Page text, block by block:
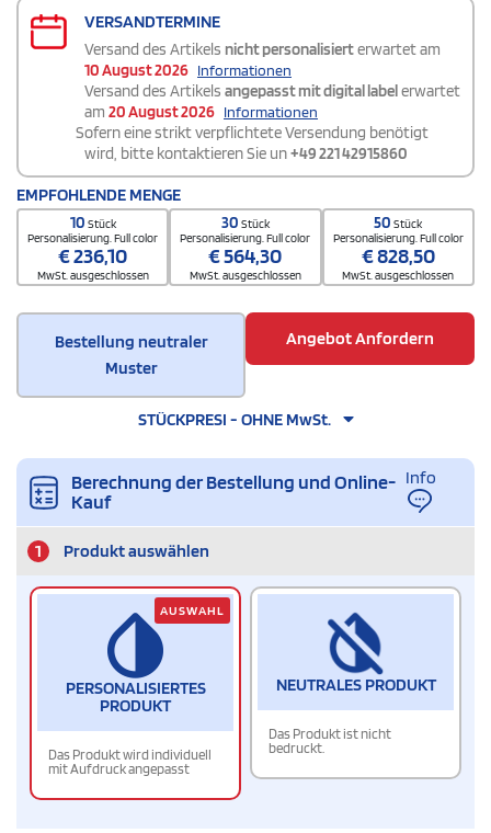
VERSANDTERMINE
Versand des Artikels nicht personalisierterwartet am
10 August 2026 Informationen
Versand des Artikels angepasst mit digital label erwartet
am 20 August 2026 Informationen
Sofern eine strikt verpflichtete Versendung benötigt
wird, bitte kontaktieren Sie un+49 221 42915860
EMPFOHLENDE MENGE
10 Stück
Personalisierung. Full color
€236,10
MwSt. ausgeschlossen
30 Stück
Personalisierung. Full color
€564,30
MwSt. ausgeschlossen
50Stück
Personalisierung. Full color
€828,50
MwSt. ausgeschlossen
Bestellung neutraler
Muster
Angebot Anfordern
STÜCKPRESI - OHNE MwSt.
Berechnung der Bestellung und Online-
Kauf
Info
1 Produkt auswählen
PERSONALISIERTES
PRODUKT
Das Produkt wird individuell
mit Aufdruck angepasst
AUSWAHL
NEUTRALES PRODUKT
Das Produkt ist nicht
bedruckt.